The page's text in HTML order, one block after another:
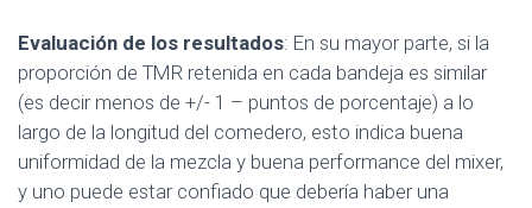
Evaluación de los resultados: En su mayor parte, si la
proporción de TMR retenida en cada bandeja es similar
(es decir menos de +/- 1 – puntos de porcentaje) a lo
largo de la longitud del comedero, esto indica buena
uniformidad de la mezcla y buena performance del mixer,
y uno puede estar confiado que debería haber una